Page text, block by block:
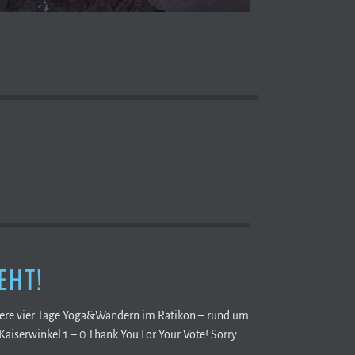
vier Tage Yoga&Wandern im Rätikon – rund um
1 – 0 Thank You For Your Vote! Sorry